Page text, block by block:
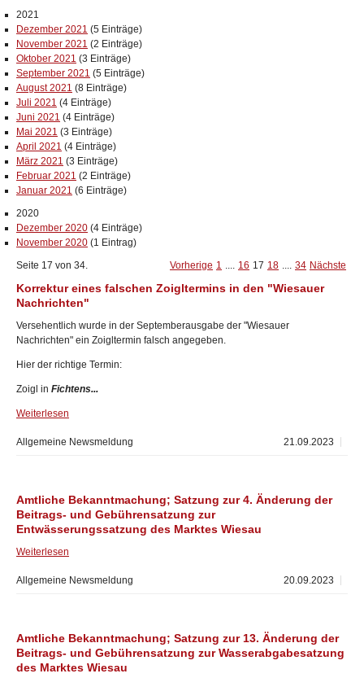
2021
Dezember 2021 (5 Einträge)
November 2021 (2 Einträge)
Oktober 2021 (3 Einträge)
September 2021 (5 Einträge)
August 2021 (8 Einträge)
Juli 2021 (4 Einträge)
Juni 2021 (4 Einträge)
Mai 2021 (3 Einträge)
April 2021 (4 Einträge)
März 2021 (3 Einträge)
Februar 2021 (2 Einträge)
Januar 2021 (6 Einträge)
2020
Dezember 2020 (4 Einträge)
November 2020 (1 Eintrag)
Seite 17 von 34.
Vorherige 1 .... 16 17 18 .... 34 Nächste
Korrektur eines falschen Zoigltermins in den "Wiesauer
Nachrichten"
Versehentlich wurde in der Septemberausgabe der "Wiesauer
Nachrichten" ein Zoigltermin falsch angegeben.
Hier der richtige Termin:
Zoigl in Fichtens...
Weiterlesen
21.09.2023
Allgemeine Newsmeldung
Amtliche Bekanntmachung; Satzung zur 4. Änderung der
Beitrags- und Gebührensatzung zur
Entwässerungssatzung des Marktes Wiesau
Weiterlesen
20.09.2023
Allgemeine Newsmeldung
Amtliche Bekanntmachung; Satzung zur 13. Änderung der
Beitrags- und Gebührensatzung zur Wasserabgabesatzung
des Marktes Wiesau